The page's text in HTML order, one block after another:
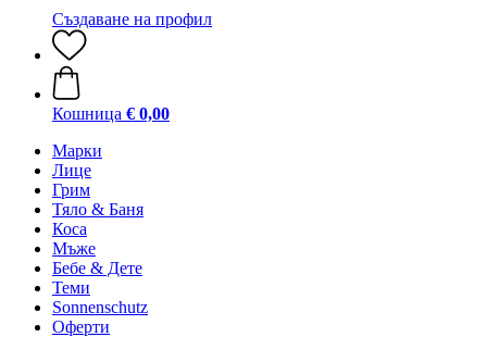
Създаване на профил
Кошница € 0,00
Марки
Лице
Грим
Тяло & Баня
Коса
Мъже
Бебе & Дете
Теми
Sonnenschutz
Оферти